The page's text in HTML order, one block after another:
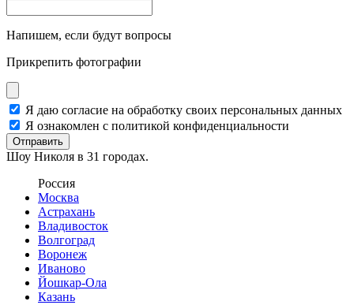
Напишем, если будут вопросы
Прикрепить фотографии
Я даю согласие на обработку своих персональных данных
Я ознакомлен с политикой конфиденциальности
Отправить
Шоу Николя в 31 городах.
Россия
Москва
Астрахань
Владивосток
Волгоград
Воронеж
Иваново
Йошкар-Ола
Казань